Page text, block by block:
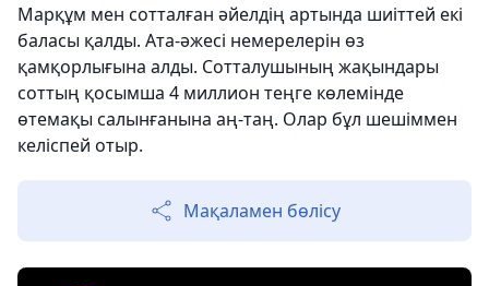
Марқұм мен сотталған әйелдің артында шиіттей екі
баласы қалды. Ата-әжесі немерелерін өз
қамқорлығына алды. Сотталушының жақындары
соттың қосымша 4 миллион теңге көлемінде
өтемақы салынғанына аң-таң. Олар бұл шешіммен
келіспей отыр.
Мақаламен бөлісу